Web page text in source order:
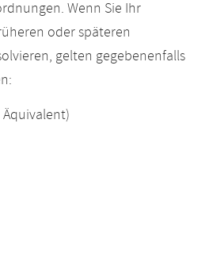
Wenn Sie Ihr
oder späteren
gelten gegebenenfalls
Äquivalent)